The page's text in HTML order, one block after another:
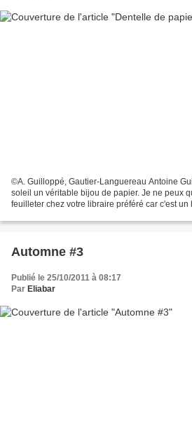
©A. Guilloppé, Gautier-Languereau Antoine
soleil un véritable bijou de papier. Je ne peux
feuilleter chez votre libraire préféré car c'est
Automne #3
Publié le 25/10/2011 à 08:17
Par Eliabar